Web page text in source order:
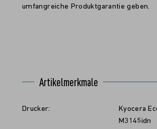
umfangreiche Produktgarantie geben.
Artikelmerkmale
Drucker:
Kyocera
M3145idn